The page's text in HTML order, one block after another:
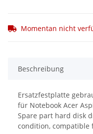
Momentan nicht
Beschreibung
Ersatzfestplatte
für Notebook Acer
Spare part hard disk
condition, compatible